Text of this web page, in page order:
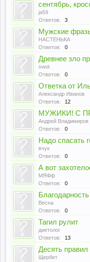
сентябрь,
ja59
Ответов:
3
Мужские
НАСТЕНЬКА
Ответов:
0
Древнее зло
swot
Ответов:
0
Ответка от
Александр Иванов
Ответов:
12
МУЖИКИ! С
Андрей Владимиров
Ответов:
0
Надо спасать
вчук
Ответов:
0
А вот
МЯФф
Ответов:
0
Благодарность
Весна
Ответов:
0
Тагил рулит
диетолог
Ответов:
13
Десять правил
Щербет